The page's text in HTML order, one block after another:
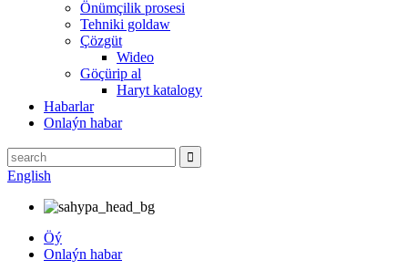
Önümçilik prosesi
Tehniki goldaw
Çözgüt
Wideo
Göçürip al
Haryt katalogy
Habarlar
Onlaýn habar
English
Öý
Onlaýn habar